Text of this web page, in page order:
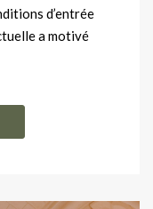
d’entrée
a motivé